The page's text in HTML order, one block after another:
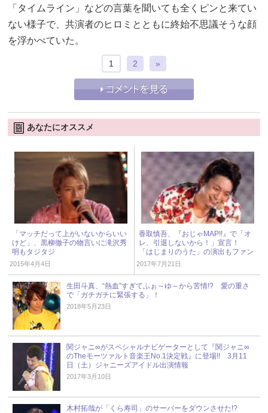
「タイムライン」などの言葉を聞いても全くピンと来てい
ない様子で、共演者のヒロミとともに終始不思議そうな顔
を浮かべていた。
1 2 »
あなたにオススメ
「マッチだって上がいないからいい
けど」、黒柳徹子の物言いに滝沢秀
明もタジタジ
2015年4月4日
香取慎吾、『おじゃMAP!!』で「オ
レ、引退しないから！」宣言！
「はじまりのうた」の演出もファン
の涙を誘う
2017年7月21日
生田斗真、“熱血”すぎてふぉ～ゆ～から苦情!? 愛の重さ
で「ガチガチに緊張する」！
2018年5月23日
関ジャニ∞がスペシャルナビゲーターとして『関ジャニ∞
のTheモーツァルト音楽王No.1決定戦』に登場!! 3月11
日（土）ジャニーズアイドル出演情報
2017年3月10日
木村拓哉が「くら寿司」のサーバーをダウンさせた!?